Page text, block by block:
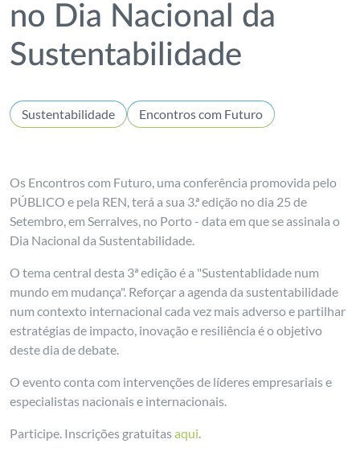
no Dia Nacional da
Sustentabilidade
Sustentabilidade Encontros com Futuro
Os Encontros com Futuro, uma conferência promovida pelo
PÚBLICO e pela REN, terá a sua 3.ª edição no dia 25 de
Setembro, em Serralves, no Porto - data em que se assinala o
Dia Nacional da Sustentabilidade.
O tema central desta 3ª edição é a "Sustentablidade num
mundo em mudança". Reforçar a agenda da sustentabilidade
num contexto internacional cada vez mais adverso e partilhar
estratégias de impacto, inovação e resiliência é o objetivo
deste dia de debate.
O evento conta com intervenções de líderes empresariais e
especialistas nacionais e internacionais.
Participe. Inscrições gratuitasaqui.